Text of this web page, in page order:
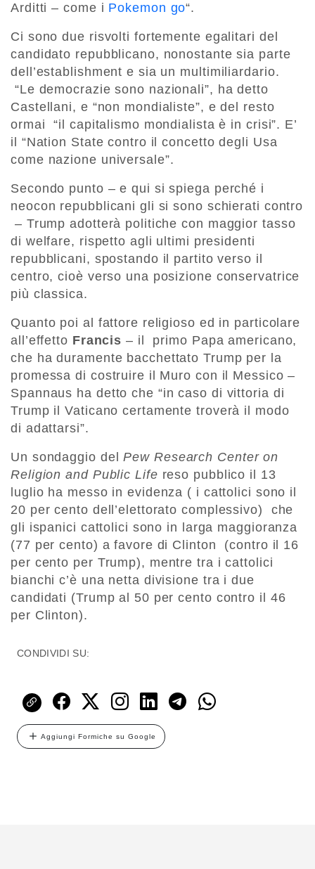
Arditti – come i Pokemon go“.
Ci sono due risvolti fortemente egalitari del
candidato repubblicano, nonostante sia parte
dell’establishment e sia un multimiliardario.
“Le democrazie sono nazionali”, ha detto
Castellani, e “non mondialiste”, e del resto
ormai “il capitalismo mondialista è in crisi”. E’
il “Nation State contro il concetto degli Usa
come nazione universale”.
Secondo punto – e qui si spiega perché i
neocon repubblicani gli si sono schierati contro
– Trump adotterà politiche con maggior tasso
di welfare, rispetto agli ultimi presidenti
repubblicani, spostando il partito verso il
centro, cioè verso una posizione conservatrice
più classica.
Quanto poi al fattore religioso ed in particolare
all’effetto Francis– il primo Papa americano,
che ha duramente bacchettato Trump per la
promessa di costruire il Muro con il Messico –
Spannaus ha detto che “in caso di vittoria di
Trump il Vaticano certamente troverà il modo
di adattarsi”.
Un sondaggio delPew Research Center on
Religion and Public Life reso pubblico il 13
luglio ha messo in evidenza ( i cattolici sono il
20 per cento dell’elettorato complessivo) che
gli ispanici cattolici sono in larga maggioranza
(77 per cento) a favore di Clinton (contro il 16
per cento per Trump), mentre tra i cattolici
bianchi c’è una netta divisione tra i due
candidati (Trump al 50 per cento contro il 46
per Clinton).
CONDIVIDI SU:
Aggiungi Formiche su Google